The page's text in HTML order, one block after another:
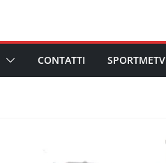
CONTATTI SPORTMETV